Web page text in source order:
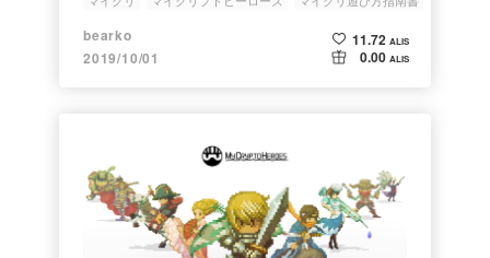
初心者向け
bearko
2019/10/01
11.72 ALIS
0.00 ALIS